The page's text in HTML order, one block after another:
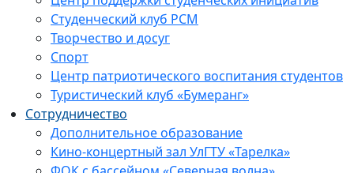
Студенческий клуб РСМ
Творчество и досуг
Спорт
Центр патриотического воспитания студентов
Туристический клуб «Бумеранг»
Сотрудничество
Дополнительное образование
Кино-концертный зал УлГТУ «Тарелка»